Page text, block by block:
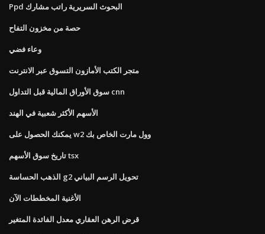
Ppd البحوث السريرية راتب مشارك
حصة من مخزون التفاح
وعاء فضي
متجر الكتب الأمازون التسوق عبر الانترنت
سوق الأوراق المالية قبل التداول cnn
الأسهم الأكثر شعبية في الهند
يمكنك الحصول على w2 وول مارت الخاص بك
تاريخ سوق الأسهم tsx
الذهب الحساسة g2 تحويل الرسم البياني
الأغنية المخططات الآن
قرض الرهن العقاري معدل الفائدة المتغير